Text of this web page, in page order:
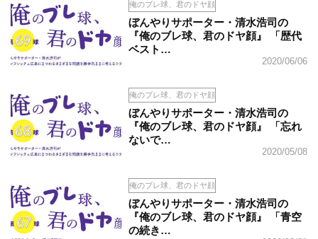
俺のブレ球、君のドヤ顔
ぼんやりサポーター・清水浩司の
『俺のブレ球、君のドヤ顔』 「歴代
ベスト…
2020/06/06
俺のブレ球、君のドヤ顔
ぼんやりサポーター・清水浩司の
『俺のブレ球、君のドヤ顔』 「忘れ
ないで…
2020/05/08
俺のブレ球、君のドヤ顔
ぼんやりサポーター・清水浩司の
『俺のブレ球、君のドヤ顔』 「青空
の続き…